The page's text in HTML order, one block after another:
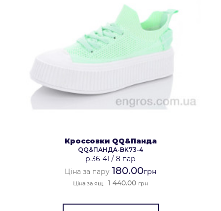
Кроссовки QQ&Панда
QQ&ПАНДА-BK73-4
р.36-41 / 8 пар
Ціна за пару 180.00грн
Ціна за ящ. 1 440.00 грн